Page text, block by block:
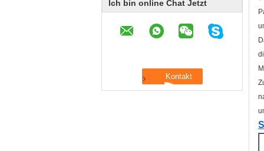
Ich bin online Chat Jetzt